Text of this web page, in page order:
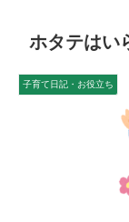
ホタテはい
子育て日記・お役立ち